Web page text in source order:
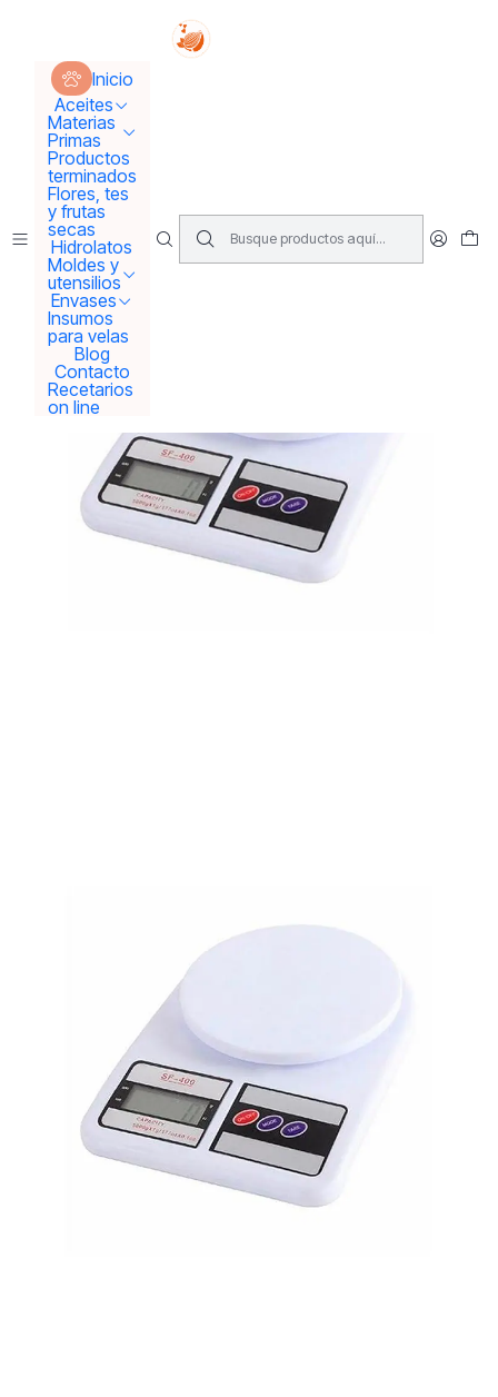
Inicio
Aceites
Materias
Primas
Productos
terminados
Flores, tes
y frutas
secas
Hidrolatos
Moldes y
utensilios
Envases
Insumos
para velas
Blog
Contacto
Recetarios
on line
Tus sueños se concretan aquí !!!
Inicio